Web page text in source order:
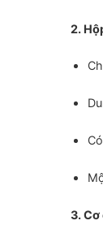
2.
3. Cơ